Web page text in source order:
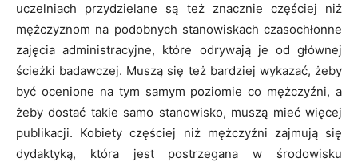
uczelniach przydzielane są też znacznie częściej niż
mężczyznom na podobnych stanowiskach czasochłonne
zajęcia administracyjne, które odrywają je od głównej
ścieżki badawczej. Muszą się też bardziej wykazać, żeby
być ocenione na tym samym poziomie co mężczyźni, a
żeby dostać takie samo stanowisko, muszą mieć więcej
publikacji. Kobiety częściej niż mężczyźni zajmują się
dydaktyką, która jest postrzegana w środowisku